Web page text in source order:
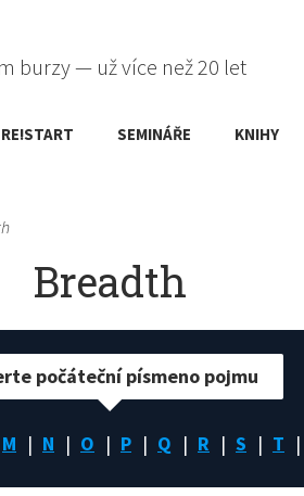
burzy — už více než 20 let
RE!START SEMINÁŘE KNIHY
Breadth
M N O P Q R S T
počáteční písmeno pojmu